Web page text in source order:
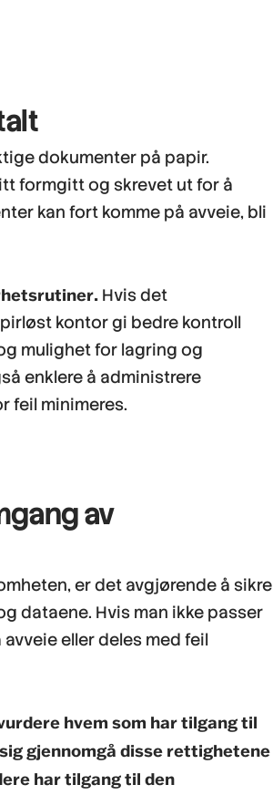
dokumenter på papir.
formgitt og skrevet ut for å
kan fort komme på avveie, bli
Hvis det
kontor gi bedre kontroll
mulighet for lagring og
enklere å administrere
feil minimeres.
av
er det avgjørende å sikre
dataene. Hvis man ikke passer
eller deles med feil
hvem som har tilgang til
gjennomgå disse rettighetene
har tilgang til den